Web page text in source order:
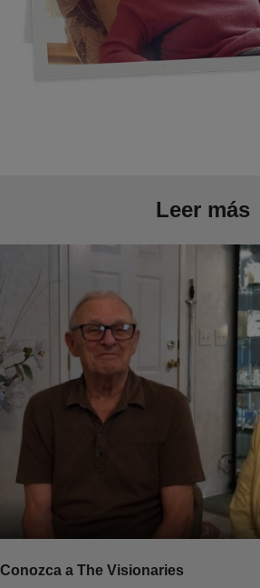
Leer más
Conozca a The Visionaries